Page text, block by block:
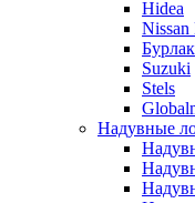
Hidea
Nissan
Бурлак
Suzuki
Stels
Надувные